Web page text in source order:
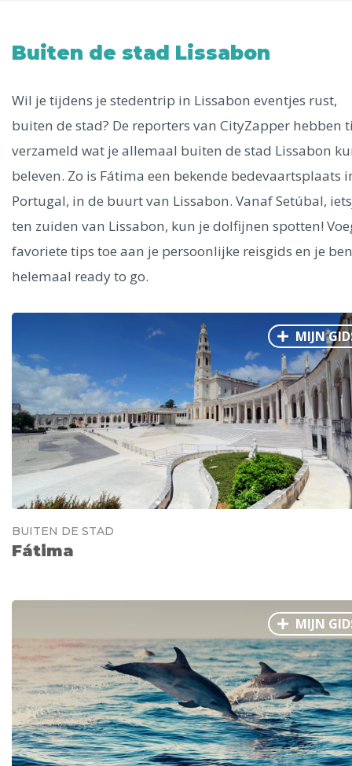
Phoenix
Dresden
Ålesund
Parijs Tokio Amsterdam Barcelona Dubai
Milaan
Singapore
Rome Berlijn Mechelen Venetië
Florence
Dublin
Hong Kong München Wenen Budapest
Madrid
Vancouver
Buiten de stad Lissabon
Wil je tijdens je stedentrip in Lissabon eventjes rust,
buiten de stad? De reporters van CityZapper hebben
verzameld wat je allemaal buiten de stad Lissabon
beleven. Zo is Fátima een bekende bedevaartsplaats
Portugal, in de buurt van Lissabon. Vanaf Setúbal,
ten zuiden van Lissabon, kun je dolfijnen spotten!
favoriete tips toe aan je persoonlijke reisgids en je
helemaal ready to go.
MIJN
BUITEN DE STAD
Fátima
MIJN